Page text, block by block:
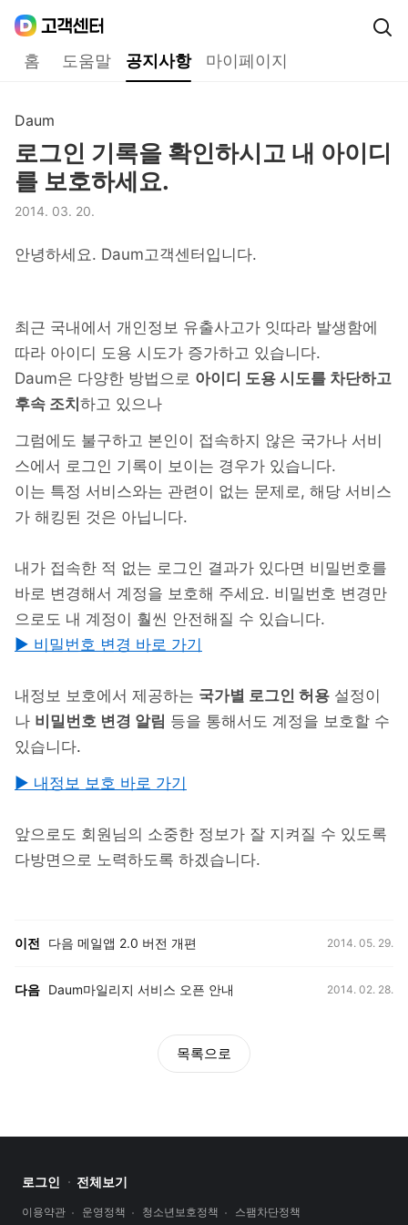
홈 도움말 공지사항 마이페이지
Daum
로그인 기록을 확인하시고 내 아이디
를 보호하세요.
2014. 03. 20.
안녕하세요. Daum고객센터입니다.
최근 국내에서 개인정보 유출사고가 잇따라 발생함에
따라 아이디 도용 시도가 증가하고 있습니다.
Daum은 다양한 방법으로 아이디 도용 시도를 차단하고
후속 조치 하고 있으나
그럼에도 불구하고 본인이 접속하지 않은 국가나 서비
스에서 로그인 기록이 보이는 경우가 있습니다.
이는 특정 서비스와는 관련이 없는 문제로, 해당 서비스
가 해킹된 것은 아닙니다.
내가 접속한 적 없는 로그인 결과가 있다면 비밀번호를
바로 변경해서 계정을 보호해 주세요. 비밀번호 변경만
으로도 내 계정이 훨씬 안전해질 수 있습니다.
▶ 비밀번호 변경 바로 가기
내정보 보호에서 제공하는 국가별 로그인 허용 설정이
나 비밀번호 변경 알림 등을 통해서도 계정을 보호할 수
있습니다.
▶ 내정보 보호 바로 가기
앞으로도 회원님의 소중한 정보가 잘 지켜질 수 있도록
다방면으로 노력하도록 하겠습니다.
이전 다음 메일앱 2.0 버전 개편 2014. 05. 29.
다음 Daum마일리지 서비스 오픈 안내 2014. 02. 28.
목록으로
로그인 전체보기
이용약관 운영정책 청소년보호정책 스팸차단정책